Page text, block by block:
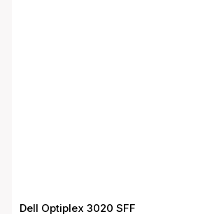
Dell Optiplex 3020 SFF